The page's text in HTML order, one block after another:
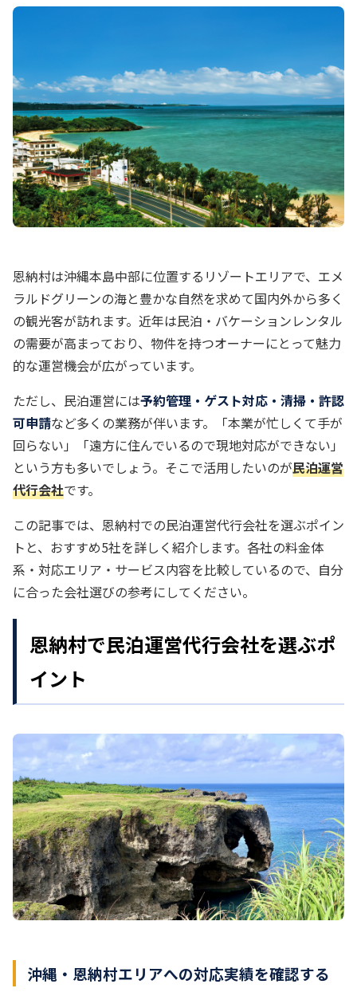
恩納村は沖縄本島中部に位置するリゾートエリアで、エメ
ラルドグリーンの海と豊かな自然を求めて国内外から多く
の観光客が訪れます。近年は民泊・バケーションレンタル
の需要が高まっており、物件を持つオーナーにとって魅力
的な運営機会が広がっています。
ただし、民泊運営には予約管理・ゲスト対応・清掃・許認
可申請など多くの業務が伴います。「本業が忙しくて手が
回らない」「遠方に住んでいるので現地対応ができない」
という方も多いでしょう。そこで活用したいのが民泊運営
代行会社です。
この記事では、恩納村での民泊運営代行会社を選ぶポイン
トと、おすすめ5社を詳しく紹介します。各社の料金体
系・対応エリア・サービス内容を比較しているので、自分
に合った会社選びの参考にしてください。
恩納村で民泊運営代行会社を選ぶポ
イント
沖縄・恩納村エリアへの対応実績を確認する